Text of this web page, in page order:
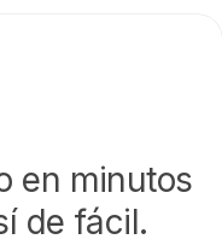
en minutos
de fácil.